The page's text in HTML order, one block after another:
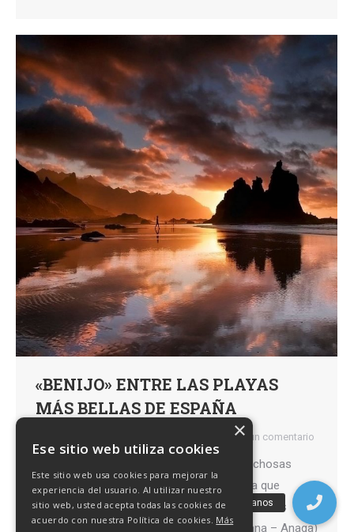
«BENIJO» ENTRE LAS PLAYAS
MÁS BELLAS DE ESPAÑA
Deja un comentario
¿Será por sus atardeceres? ¿Por las caprichosas
formas de sus roques? ¿Será por la magia que
envuelve esta playa? ¿Porque es una de las más
fotografiadas? La playa de Benijo (Taganana – Anaga)
Ese sitio web utiliza cookies
Este sitio web usa cookies para mejorar la
experiencia del usuario. Al utilizar nuestro
sitio web, usted acepta todas las cookies de
acuerdo con nuestra Política de cookies. Más
×